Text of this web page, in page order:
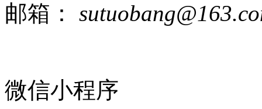
邮箱：
微信小程序